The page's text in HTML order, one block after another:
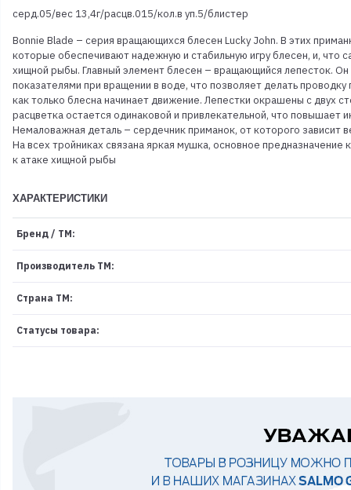
серд.05/вес 13,4г/расцв.015/кол.в уп.5/блистер
Bonnie Blade – серия вращающихся блесен Lucky John. В этих
которые обеспечивают надежную и стабильную игру блесен, и, что
хищной рыбы. Главный элемент блесен – вращающийся лепесток.
показателями при вращении в воде, что позволяет делать
как только блесна начинает движение. Лепестки окрашены с двух
расцветка остается одинаковой и привлекательной, что повышает
Немаловажная деталь – сердечник приманок, от которого зависит
На всех тройниках связана яркая мушка, основное
к атаке хищной рыбы
ХАРАКТЕРИСТИКИ
Бренд / ТМ:
Производитель ТМ:
Страна ТМ:
Статусы товара: